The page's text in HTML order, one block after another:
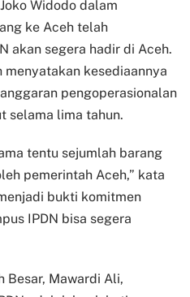
Widodo dalam
ke Aceh telah
akan segera hadir di Aceh.
kesediaannya
pengoperasionalan
selama lima tahun.
tentu sejumlah barang
pemerintah Aceh,” kata
bukti komitmen
IPDN bisa segera
Besar, Mawardi Ali,